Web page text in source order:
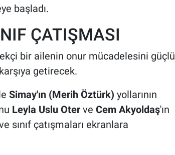
başladı.
ÇATIŞMASI
bir ailenin onur mücadelesini güçlü
getirecek.
Simay'ın (Merih Öztürk) yollarının
Leyla Uslu Oterve Cem Akyoldaş'ın
sınıf çatışmaları ekranlara